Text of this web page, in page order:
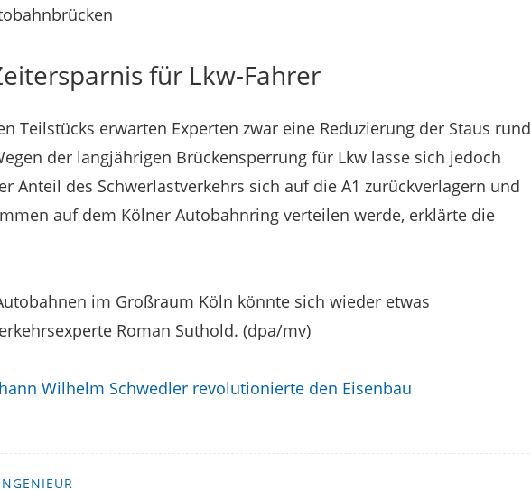
für Lkw-Fahrer
Teilstücks erwarten Experten zwar eine Reduzierung der Staus rund
der langjährigen Brückensperrung für Lkw lasse sich jedoch
Anteil des Schwerlastverkehrs sich auf die A1 zurückverlagern und
auf dem Kölner Autobahnring verteilen werde, erklärte die
im Großraum Köln könnte sich wieder etwas
Roman Suthold. (dpa/mv)
Wilhelm Schwedler revolutionierte den Eisenbau